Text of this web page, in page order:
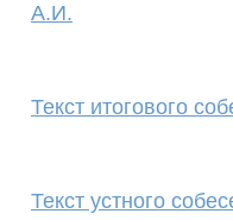
А.И.
Текст итогового
Текст устного